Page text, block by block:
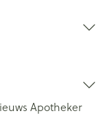
Apotheker